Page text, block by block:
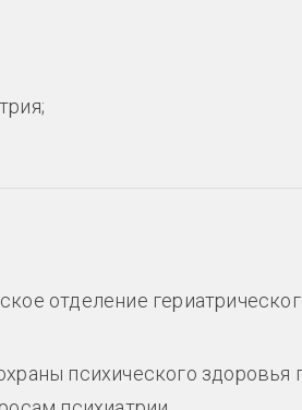
отделение
психического здоровья